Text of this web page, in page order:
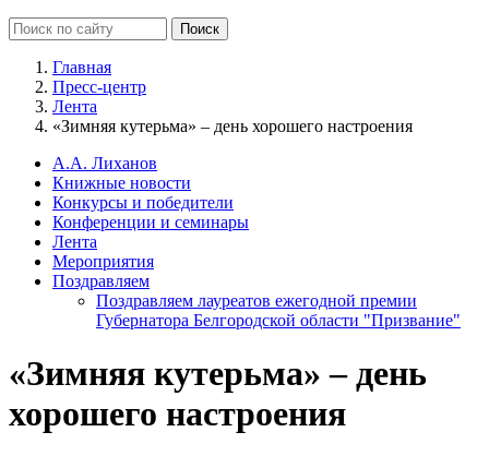
Главная
Пресс-центр
Лента
«Зимняя кутерьма» – день хорошего настроения
А.А. Лиханов
Книжные новости
Конкурсы и победители
Конференции и семинары
Лента
Мероприятия
Поздравляем
Поздравляем лауреатов ежегодной премии
Губернатора Белгородской области "Призвание"
«Зимняя кутерьма» – день
хорошего настроения